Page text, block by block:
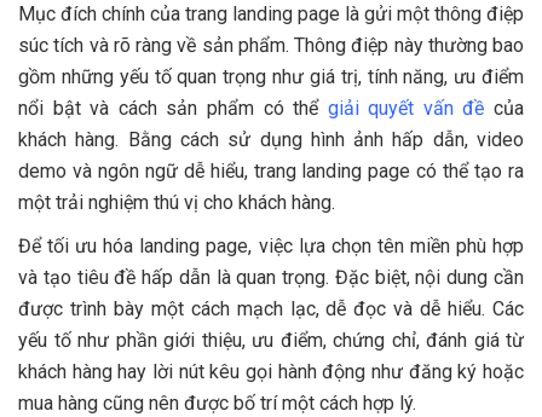
Mục đích chính của trang landing page là gửi một thông điệp
súc tích và rõ ràng về sản phẩm. Thông điệp này thường bao
gồm những yếu tố quan trọng như giá trị, tính năng, ưu điểm
nổi bật và cách sản phẩm có thể giải quyết vấn đề của
khách hàng. Bằng cách sử dụng hình ảnh hấp dẫn, video
demo và ngôn ngữ dễ hiểu, trang landing page có thể tạo ra
một trải nghiệm thú vị cho khách hàng.
Để tối ưu hóa landing page, việc lựa chọn tên miền phù hợp
và tạo tiêu đề hấp dẫn là quan trọng. Đặc biệt, nội dung cần
được trình bày một cách mạch lạc, dễ đọc và dễ hiểu. Các
yếu tố như phần giới thiệu, ưu điểm, chứng chỉ, đánh giá từ
khách hàng hay lời nút kêu gọi hành động như đăng ký hoặc
mua hàng cũng nên được bố trí một cách hợp lý.